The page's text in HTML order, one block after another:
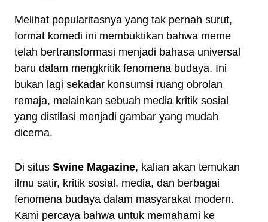
Melihat popularitasnya yang tak pernah surut,
format komedi ini membuktikan bahwa meme
telah bertransformasi menjadi bahasa universal
baru dalam mengkritik fenomena budaya. Ini
bukan lagi sekadar konsumsi ruang obrolan
remaja, melainkan sebuah media kritik sosial
yang distilasi menjadi gambar yang mudah
dicerna.
Di situs Swine Magazine, kalian akan temukan
ilmu satir, kritik sosial, media, dan berbagai
fenomena budaya dalam masyarakat modern.
Kami percaya bahwa untuk memahami ke